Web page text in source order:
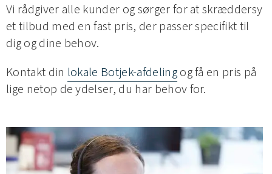
Vi rådgiver alle kunder og sørger for at skræddersy
et tilbud med en fast pris, der passer specifikt til
dig og dine behov.
Kontakt din lokale Botjek-afdelingog få en pris på
lige netop de ydelser, du har behov for.